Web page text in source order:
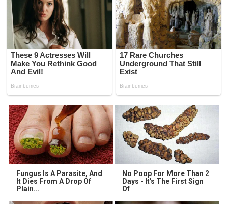
Fungus Is A Parasite, And
It Dies From A Drop Of
Plain...
No Poop For More Than 2
Days - It's The First Sign
Of